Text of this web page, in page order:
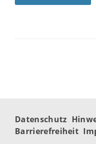
Datenschutz
Barrierefreiheit